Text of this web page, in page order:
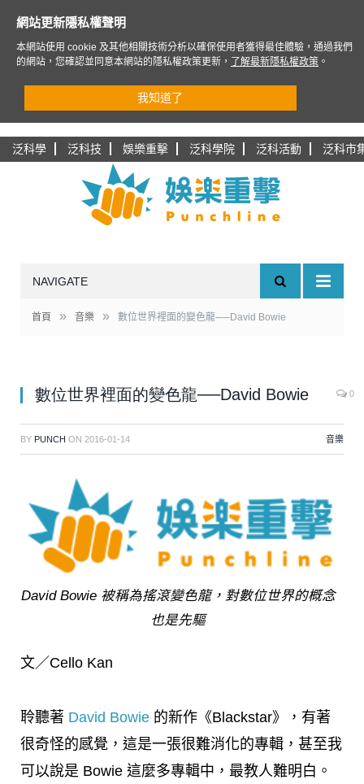
泛科學 泛科技 娛樂重擊 泛科學院 泛科活動 泛科市
NAVIGATE
首頁 » 音樂 » 數位世界裡面的變色龍──David Bowie
數位世界裡面的變色龍──David Bowie 0
BY PUNCH ON 2016-01-14 音樂
David Bowie 被稱為搖滾變色龍，對數位世界的概念
也是先驅
文／Cello Kan
聆聽著 David Bowie 的新作《Blackstar》，有著
很奇怪的感覺，這是一張很難消化的專輯，甚至我
可以說是 Bowie 這麼多專輯中，最教人難明白。
網站更新隱私權聲明
本網站使用 cookie 及其他相關技術分析以確保使用者獲得最佳體驗，通過我們
的網站，您確認並同意本網站的隱私權政策更新，
了解最新隱私權政策 。
我知道了